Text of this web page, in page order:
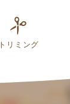
トリミング